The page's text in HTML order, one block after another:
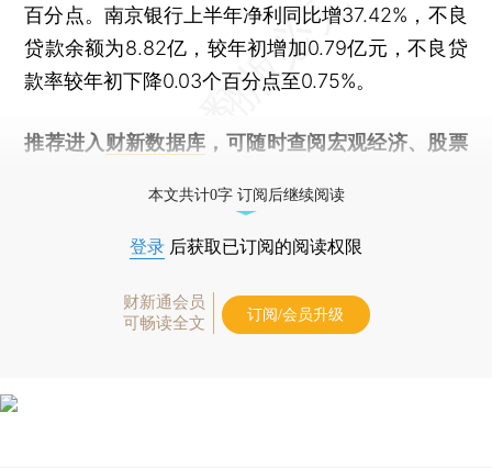
百分点。南京银行上半年净利同比增37.42%，不良
贷款余额为8.82亿，较年初增加0.79亿元，不良贷
款率较年初下降0.03个百分点至0.75%。
推荐进入 财新数据库 ，可随时查阅宏观经济、股票
本文共计0字 订阅后继续阅读
登录 后获取已订阅的阅读权限
财新通会员
可畅读全文
订阅/会员升级